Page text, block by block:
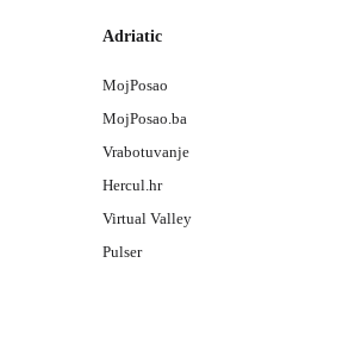
Adriatic
MojPosao
MojPosao.ba
Vrabotuvanje
Hercul.hr
Virtual Valley
Pulser